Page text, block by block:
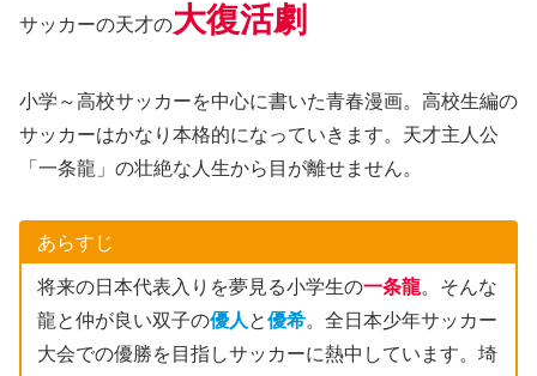
サッカーの天才の大復活劇
小学～高校サッカーを中心に書いた青春漫画。高校生編の
サッカーはかなり本格的になっていきます。天才主人公
「一条龍」の壮絶な人生から目が離せません。
あらすじ
将来の日本代表入りを夢見る小学生の一条龍。そんな
龍と仲が良い双子の優人 と優希。全日本少年サッカー
大会での優勝を目指しサッカーに熱中しています。埼